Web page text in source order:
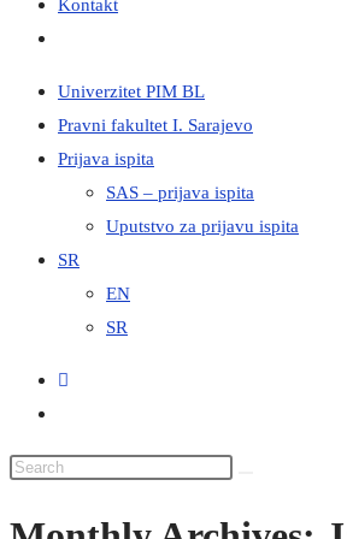
Kontakt
search
Univerzitet PIM BL
Pravni fakultet I. Sarajevo
Prijava ispita
SAS – prijava ispita
Uputstvo za prijavu ispita
SR
EN
SR